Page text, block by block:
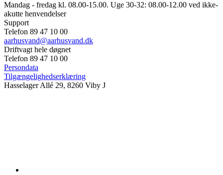
Mandag - fredag kl. 08.00-15.00. Uge 30-32: 08.00-12.00 ved ikke-
akutte henvendelser
Support
Telefon 89 47 10 00
aarhusvand@aarhusvand.dk
Driftvagt hele døgnet
Telefon 89 47 10 00
Persondata
Tilgængelighedserklæring
Hasselager Allé 29, 8260 Viby J